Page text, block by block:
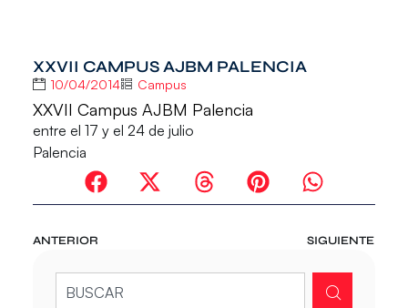
XXVII CAMPUS AJBM PALENCIA
10/04/2014 Campus
XXVII Campus AJBM Palencia
entre el 17 y el 24 de julio
Palencia
ANTERIOR SIGUIENTE